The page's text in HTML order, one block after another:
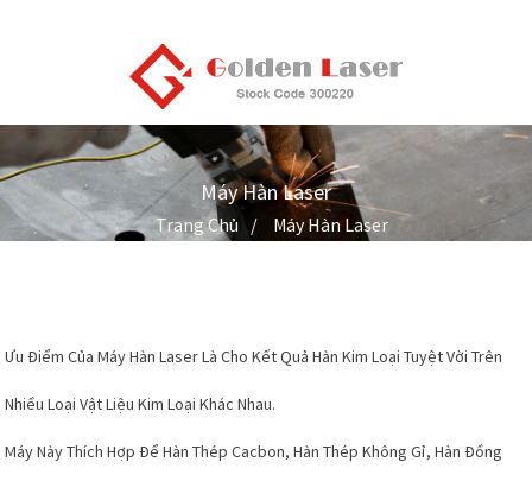
Máy Hàn Laser
Trang Chủ Máy Hàn Laser
Ưu Điểm Của Máy Hàn Laser Là Cho Kết Quả Hàn Kim Loại Tuyệt Vời Trên
Nhiều Loại Vật Liệu Kim Loại Khác Nhau.
Máy Này Thích Hợp Để Hàn Thép Cacbon, Hàn Thép Không Gỉ, Hàn Đồng